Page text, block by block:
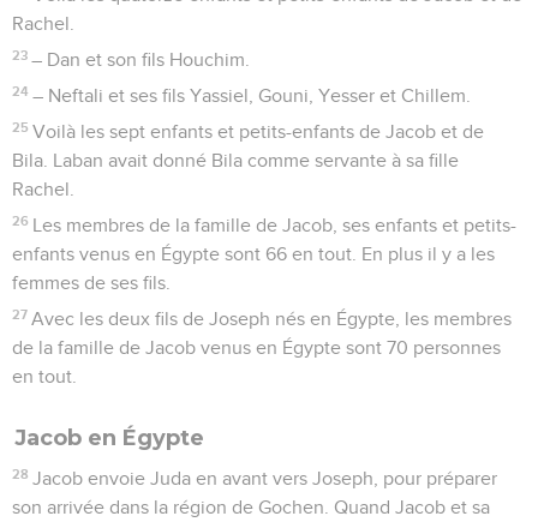
Rachel.
23 – Dan et son fils Houchim.
24 – Neftali et ses fils Yassiel, Gouni, Yesser et Chillem.
25 Voilà les sept enfants et petits-enfants de Jacob et de
Bila. Laban avait donné Bila comme servante à sa fille
Rachel.
26 Les membres de la famille de Jacob, ses enfants et petits-
enfants venus en Égypte sont 66 en tout. En plus il y a les
femmes de ses fils.
27 Avec les deux fils de Joseph nés en Égypte, les membres
de la famille de Jacob venus en Égypte sont 70 personnes
en tout.
Jacob en Égypte
28 Jacob envoie Juda en avant vers Joseph, pour préparer
son arrivée dans la région de Gochen. Quand Jacob et sa